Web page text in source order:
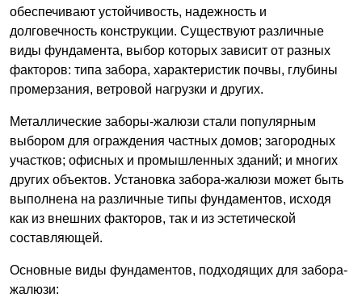
обеспечивают устойчивость, надежность и
долговечность конструкции. Существуют различные
виды фундамента, выбор которых зависит от разных
факторов: типа забора, характеристик почвы, глубины
промерзания, ветровой нагрузки и других.
Металлические заборы-жалюзи стали популярным
выбором для ограждения частных домов; загородных
участков; офисных и промышленных зданий; и многих
других объектов. Установка забора-жалюзи может быть
выполнена на различные типы фундаментов, исходя
как из внешних факторов, так и из эстетической
составляющей.
Основные виды фундаментов, подходящих для забора-
жалюзи: